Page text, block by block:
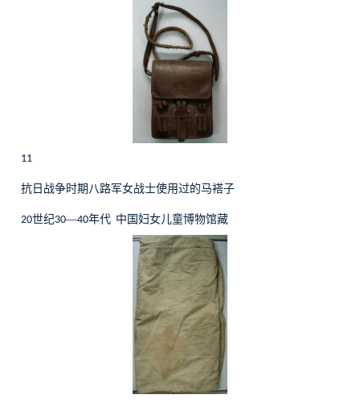
11
抗日战争时期八路军女战士使用过的马褡子
20世纪30—40年代 中国妇女儿童博物馆藏